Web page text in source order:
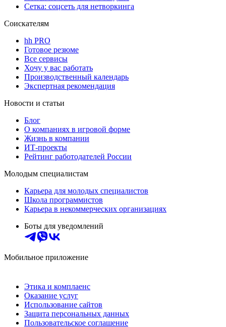
Сетка: соцсеть для нетворкинга
Соискателям
hh PRO
Готовое резюме
Все сервисы
Хочу у вас работать
Производственный календарь
Экспертная рекомендация
Новости и статьи
Блог
О компаниях в игровой форме
Жизнь в компании
ИТ-проекты
Рейтинг работодателей России
Молодым специалистам
Карьера для молодых специалистов
Школа программистов
Карьера в некоммерческих организациях
Боты для уведомлений
Мобильное приложение
Этика и комплаенс
Оказание услуг
Использование сайтов
Защита персональных данных
Пользовательское соглашение